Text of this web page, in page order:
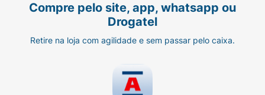
Compre pelo site, app, whatsapp ou
Drogatel
Retire na loja com agilidade e sem passar pelo caixa.